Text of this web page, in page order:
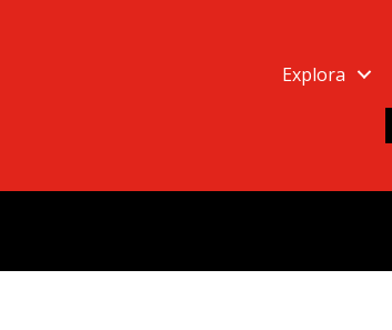
Explora
Doctor Rafael Minondo